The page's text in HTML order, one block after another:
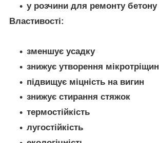
у розчини для ремонту бетону
Властивості:
зменшує усадку
знижує утворення мікротріщин
підвищує міцність на вигин
знижує стирання стяжок
термостійкість
лугостійкість